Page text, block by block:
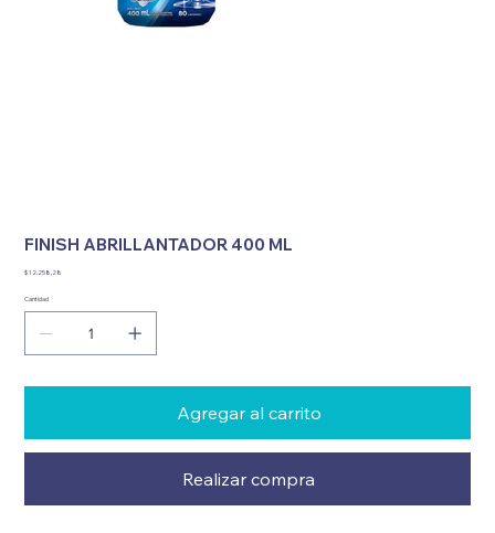
FINISH ABRILLANTADOR 400 ML
Precio
$ 12.258,28
Cantidad
Agregar al carrito
Realizar compra